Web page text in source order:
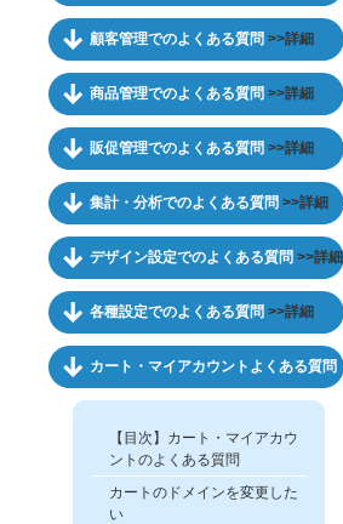
顧客管理でのよくある質問 >>詳細
商品管理でのよくある質問 >>詳細
販促管理でのよくある質問 >>詳細
集計・分析でのよくある質問 >>詳細
デザイン設定でのよくある質問 >>詳細
各種設定でのよくある質問 >>詳細
カート・マイアカウントよくある質問
【目次】カート・マイアカウ
ントのよくある質問
カートのドメインを変更した
い